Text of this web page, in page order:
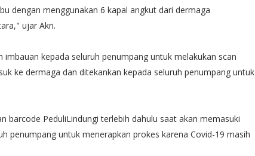
dengan menggunakan 6 kapal angkut dari dermaga
ujar Akri.
kepada seluruh penumpang untuk melakukan scan
ke dermaga dan ditekankan kepada seluruh penumpang untuk
barcode PeduliLindungi terlebih dahulu saat akan memasuki
penumpang untuk menerapkan prokes karena Covid-19 masih